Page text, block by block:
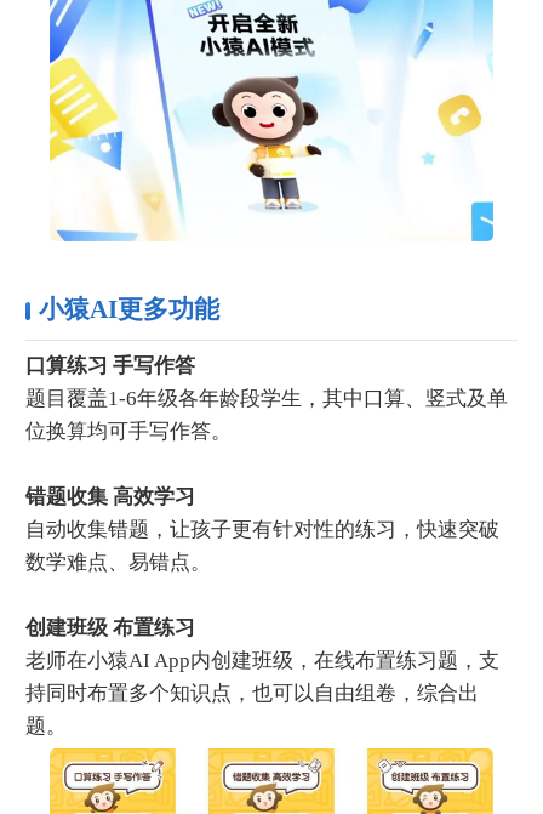
小猿AI更多功能
口算练习 手写作答
题目覆盖1-6年级各年龄段学生，其中口算、竖式及单
位换算均可手写作答。
错题收集 高效学习
自动收集错题，让孩子更有针对性的练习，快速突破
数学难点、易错点。
创建班级 布置练习
老师在小猿AI App内创建班级，在线布置练习题，支
持同时布置多个知识点，也可以自由组卷，综合出
题。